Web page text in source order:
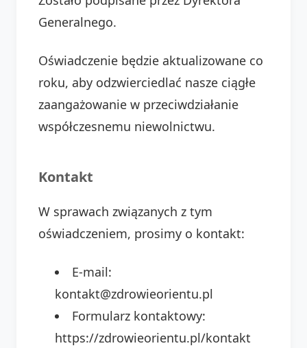
Generalnego.
Oświadczenie będzie aktualizowane co
roku, aby odzwierciedlać nasze ciągłe
zaangażowanie w przeciwdziałanie
współczesnemu niewolnictwu.
Kontakt
W sprawach związanych z tym
oświadczeniem, prosimy o kontakt:
E-mail:
kontakt@zdrowieorientu.pl
Formularz kontaktowy:
https://zdrowieorientu.pl/kontakt